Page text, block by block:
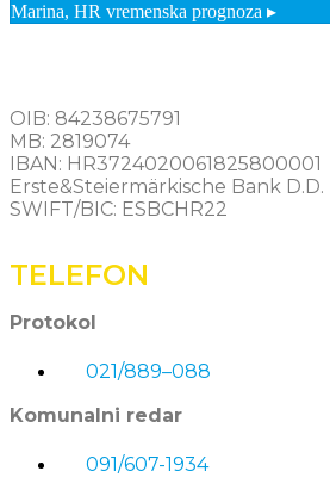
Marina, HR vremenska prognoza ▸
OIB: 84238675791
MB: 2819074
IBAN: HR3724020061825800001
Erste&Steiermärkische Bank D.D.
SWIFT/BIC: ESBCHR22
TELEFON
Protokol
021/889–088
Komunalni redar
091/607-1934